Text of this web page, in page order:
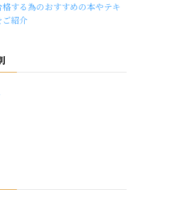
格する為のおすすめの本やテキ
紹介